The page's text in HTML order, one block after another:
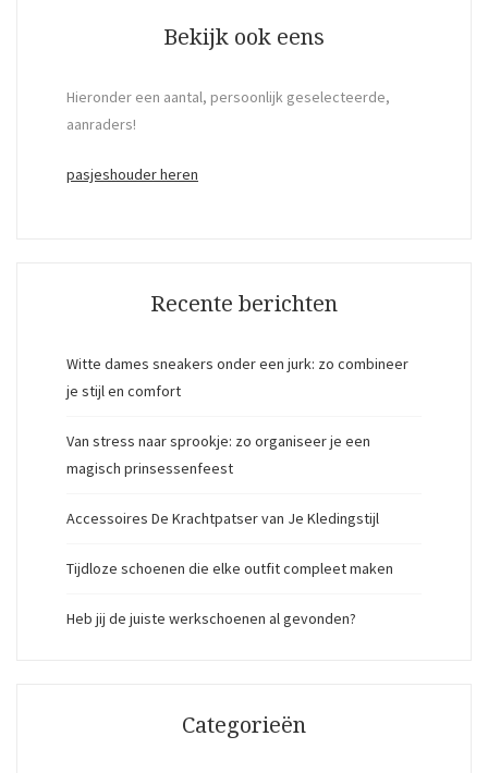
Bekijk ook eens
Hieronder een aantal, persoonlijk geselecteerde,
aanraders!
pasjeshouder heren
Recente berichten
Witte dames sneakers onder een jurk: zo combineer
je stijl en comfort
Van stress naar sprookje: zo organiseer je een
magisch prinsessenfeest
Accessoires De Krachtpatser van Je Kledingstijl
Tijdloze schoenen die elke outfit compleet maken
Heb jij de juiste werkschoenen al gevonden?
Categorieën